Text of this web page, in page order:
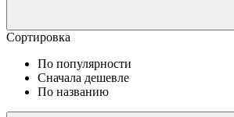
Сортировка
По популярности
Сначала дешевле
По названию